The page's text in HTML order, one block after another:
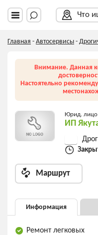
Что
Главная - Автосервисы -
Внимание. Данная
Настоятельно
Юрид. лицо
ИП
Маршрут
Информация
Ремонт легковых